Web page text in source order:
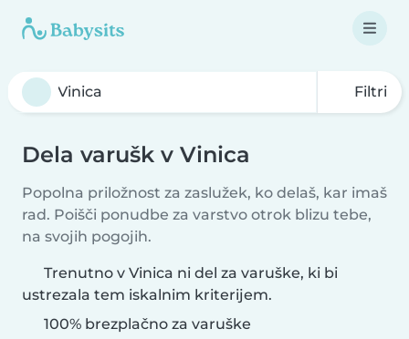
Filtri
Dela varušk v Vinica
Popolna priložnost za zaslužek, ko delaš, kar imaš
rad. Poišči ponudbe za varstvo otrok blizu tebe,
na svojih pogojih.
Trenutno v Vinica ni del za varuške, ki bi
ustrezala tem iskalnim kriterijem.
100% brezplačno za varuške